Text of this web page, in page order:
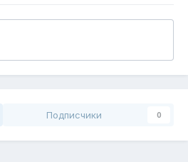
Подписчики 0